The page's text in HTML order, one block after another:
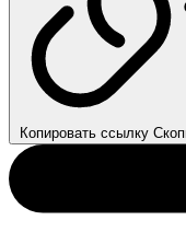
Копировать ссылку